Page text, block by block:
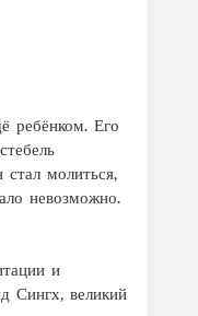
ребёнком. Его
молиться,
невозможно.
и
Сингх, великий